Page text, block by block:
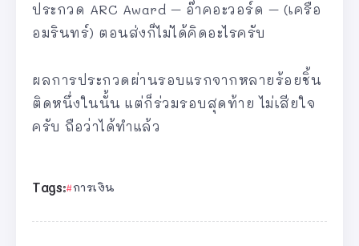
ประกวด ARC Award – อ๊าคอะวอร์ด – (เครือ
อมรินทร์) ตอนส่งก็ไม่ได้คิดอะไรครับ
ผลการประกวดผ่านรอบแรกจากหลายร้อยชิ้น
ติดหนึ่งในนั้น แต่ก็ร่วมรอบสุดท้าย ไม่เสียใจ
ครับ ถือว่าได้ทำแล้ว
Tags: การเงิน